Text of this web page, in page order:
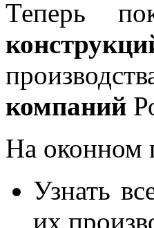
Теперь
компаний
На оконном
Узнать
их